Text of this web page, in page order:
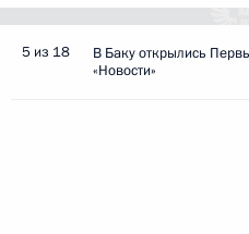
5 из 18
В Баку открылись
«Новости»